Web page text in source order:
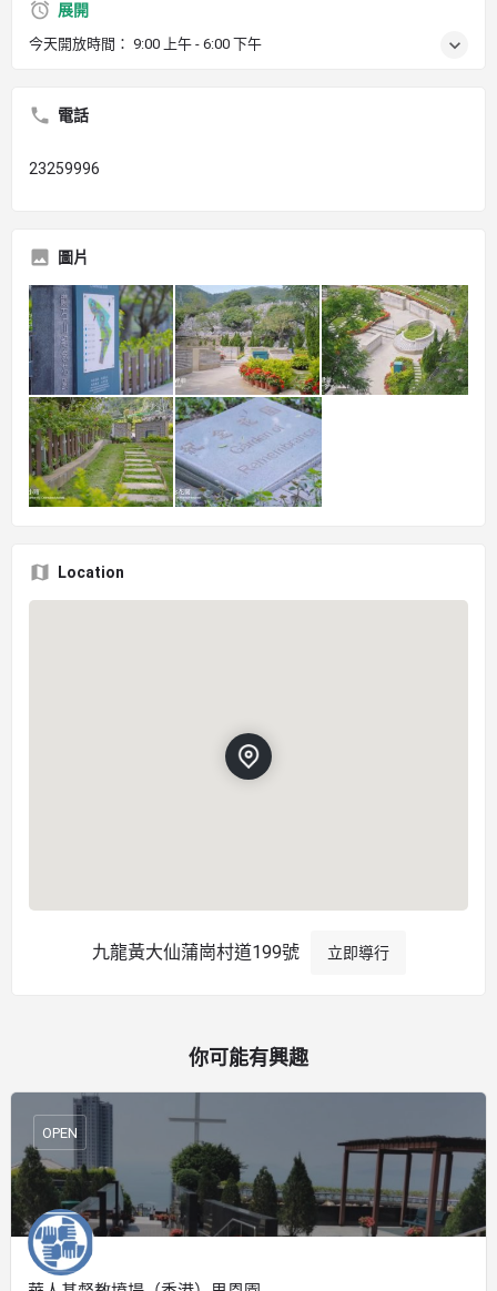
展開
今天開放時間： 9:00 上午 - 6:00 下午
電話
23259996
圖片
Location
九龍黃大仙蒲崗村道199號 立即導行
你可能有興趣
OPEN